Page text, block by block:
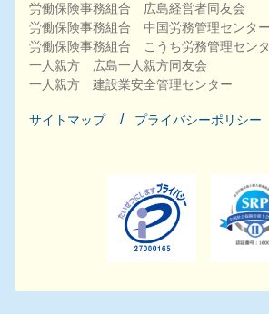
労働保険事務組合 広島経営者同友会
労働保険事務組合 中国労務管理センター
労働保険事務組合 こうち労務管理セン
一人親方 広島一人親方同友会
一人親方 建設業安全管理センター
サイトマップ プライバシーポリシー